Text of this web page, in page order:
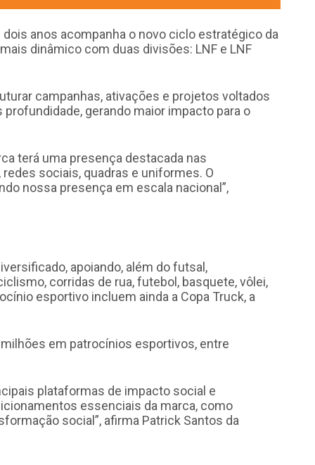
anos acompanha o novo ciclo estratégico da
dinâmico com duas divisões: LNF e LNF
campanhas, ativações e projetos voltados
gerando maior impacto para o
terá uma presença destacada nas
sociais, quadras e uniformes. O
nossa presença em escala nacional”,
apoiando, além do futsal,
corridas de rua, futebol, basquete, vôlei,
esportivo incluem ainda a Copa Truck, a
em patrocínios esportivos, entre
plataformas de impacto social e
essenciais da marca, como
social”, afirma Patrick Santos da